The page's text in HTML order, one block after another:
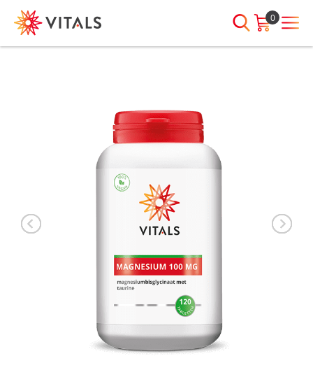
0
We staan elke dag voor je klaar!
ndien we je ergens mee kunnen
helpen, neem dan contact met
Wachtwoord